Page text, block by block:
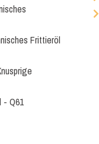
Frittieröl
- Q61